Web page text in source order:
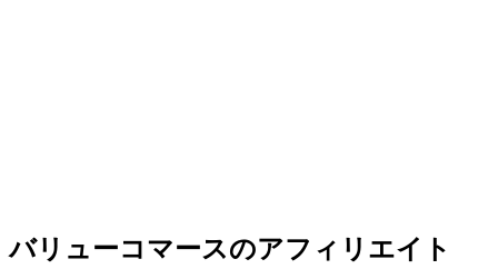
バリューコマースのアフィリエイト